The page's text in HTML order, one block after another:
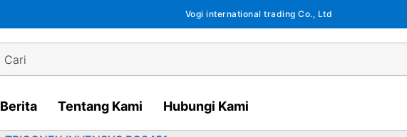
Vogi international trading Co., Ltd
Cari
Berita Tentang Kami Hubungi Kami